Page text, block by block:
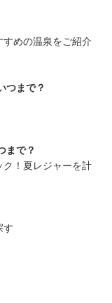
めの温泉をご紹介
つまで？
まで？
！夏レジャーを計
す